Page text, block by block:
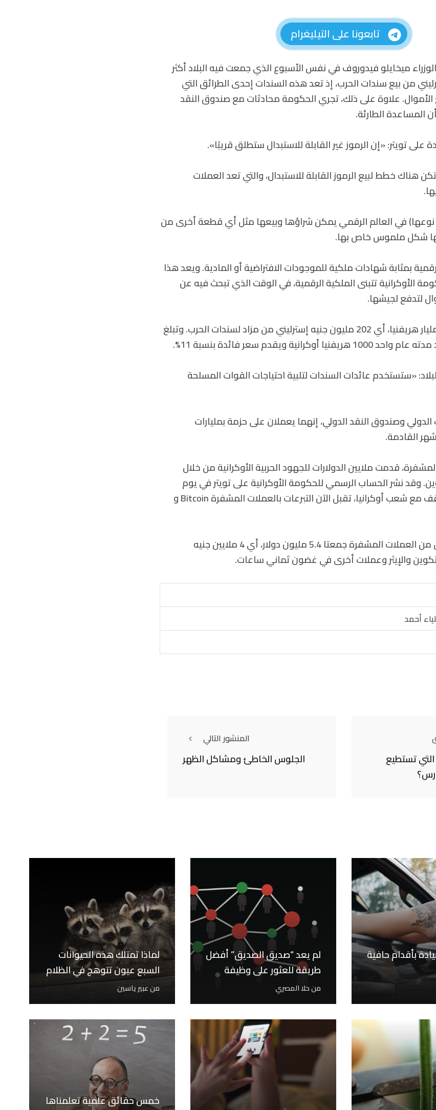
تابعونا على التيليغرام
ميخايلو فيدوروف في نفس الأسبوع الذي جمعت فيه البلاد أكثر
إسترليني من بيع سندات الحرب، إذ تعد هذه السندات إحدى الطرائق التي
الأموال. علاوة على ذلك، تجري الحكومة محادثات مع صندوق النقد
المساعدة الطارئة.
تويتر: «إن الرموز غير القابلة للاستبدال ستطلق قريبًا».
هناك خطط لبيع الرموز القابلة للاستبدال، والتي تعد العملات
نوعها) في العالم الرقمي يمكن شراؤها وبيعها مثل أي قطعة أخرى من
شكل ملموس خاص بها.
بمثابة شهادات ملكية للموجودات الافتراضية أو المادية. ويعد هذا
الأوكرانية تتبنى الملكية الرقمية، في الوقت الذي تبحث فيه عن
لتدفع لجيشها.
وقد جمعت أوكرانيا 8.1 مليار هريفنيا، أي 202 مليون جنيه إسترليني من مزاد لسندات الحرب. وتبلغ
ويقدم سعر فائدة بنسبة 11%.
«ستستخدم عائدات السندات لتلبية احتياجات القوات المسلحة
الدولي وصندوق النقد الدولي، إنهما يعملان على حزمة بمليارات
القادمة.
قدمت ملايين الدولارات للجهود الحربية الأوكرانية من خلال
وقد نشر الحساب الرسمي للحكومة الأوكرانية على تويتر في يوم
السبت رسالة مفادها: «قف مع شعب أوكرانيا، تقبل الآن التبرعات بالعملات المشفرة Bitcoin و
ونشرت عناوين محفظتين من العملات المشفرة جمعتا 5.4 مليون دولار، أي 4 ملايين جنيه
والإيثر وعملات أخرى في غضون ثماني ساعات.
أحمد
تستطيع
المنشور التالي
الجلوس الخاطئ ومشاكل الظهر
بأقدام حافية
لم يعد “صديق الصديق” أفضل
طريقة للعثور على وظيفة
منحلا المصري
لماذا تمتلك هذه الحيوانات
السبع عيون تتوهج في الظلام
منعبير ياسين
خمس حقائق علمية تعلمناها